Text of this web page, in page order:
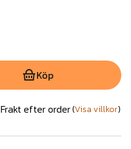
Köp
Frakt efter order(Visa villkor)